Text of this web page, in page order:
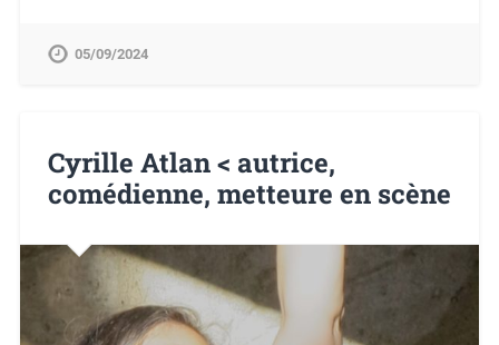
05/09/2024
Cyrille Atlan < autrice,
comédienne, metteure en scène